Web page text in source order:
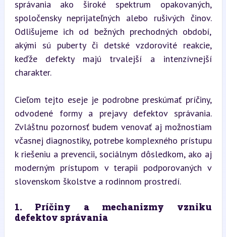
správania ako široké spektrum opakovaných,
spoločensky neprijateľných alebo rušivých činov.
Odlišujeme ich od bežných prechodných období,
akými sú puberty či detské vzdorovité reakcie,
keďže defekty majú trvalejší a intenzívnejší
charakter.
Cieľom tejto eseje je podrobne preskúmať príčiny,
odvodené formy a prejavy defektov správania.
Zvláštnu pozornosť budem venovať aj možnostiam
včasnej diagnostiky, potrebe komplexného prístupu
k riešeniu a prevencii, sociálnym dôsledkom, ako aj
moderným prístupom v terapii podporovaných v
slovenskom školstve a rodinnom prostredí.
1. Príčiny a mechanizmy vzniku
defektov správania